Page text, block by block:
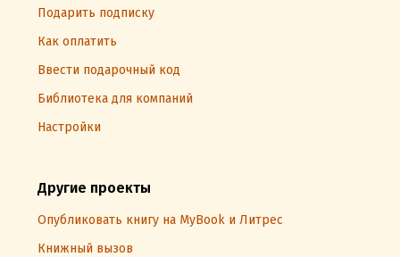
Подарить подписку
Как оплатить
Ввести подарочный код
Библиотека для компаний
Настройки
Другие проекты
Опубликовать книгу на MyBook и Литрес
Книжный вызов